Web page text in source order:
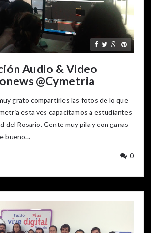
Audio & Video
@Cymetria
grato compartirles las fotos de lo que
esta ves capacitamos a estudiantes
del Rosario. Gente muy pila y con ganas
bueno...
0